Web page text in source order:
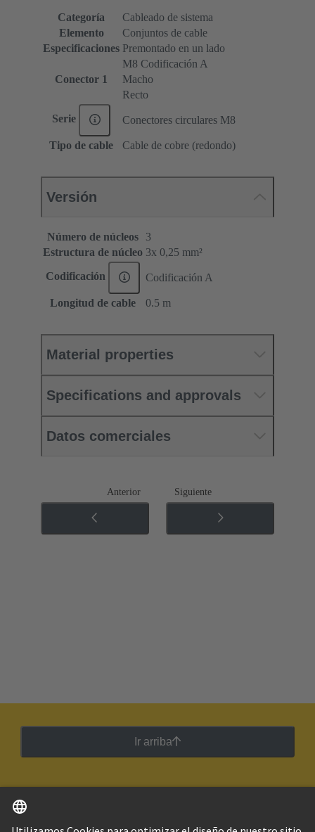
Categoría
Cableado de sistema
Elemento
Conjuntos de cable
Especificaciones Premontado en un lado
Conector 1
M8 Codificación A
Macho
Recto
Serie Conectores circulares M8
Tipo de cable Cable de cobre (redondo)
Versión
Número de núcleos
3
Estructura de núcleo 3x 0,25 mm²
Codificación Codificación A
Longitud de cable 0.5 m
Material properties
Specifications and approvals
Datos comerciales
Anterior Siguiente
Ir arriba
Argentina